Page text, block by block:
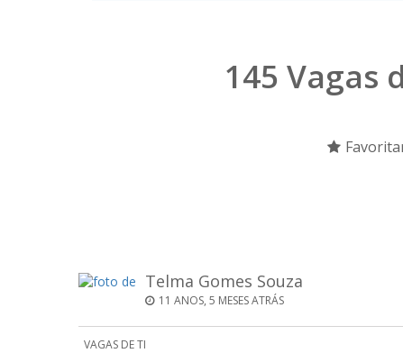
145 Vagas
Telma Gomes Souza
11 ANOS, 5 MESES ATRÁS
VAGAS DE TI